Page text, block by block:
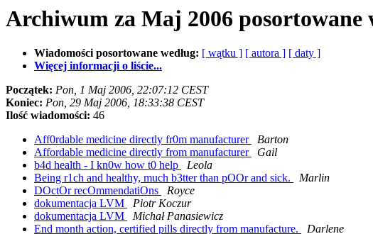
Archiwum za Maj 2006 posortowane
Wiadomości posortowane według: [ wątku ] [ autora ] [ daty ]
Więcej informacji o liście...
Początek: Pon, 1 Maj 2006, 22:07:12 CEST
Koniec: Pon, 29 Maj 2006, 18:33:38 CEST
Ilość wiadomości: 46
Aff0rdable medicine directly fr0m manufacturer
Barton
Affordable medicine directly from manufacturer
Gail
b4d health - I kn0w how t0 help
Leola
Being r1ch and healthy, much b3tter than pOOr and sick.
Marlin
DOctOr recOmmendatiOns
Royce
dokumentacja LVM
Piotr Koczur
dokumentacja LVM
Michał Panasiewicz
End month action, certified pills directly from manufacture.
Darlene